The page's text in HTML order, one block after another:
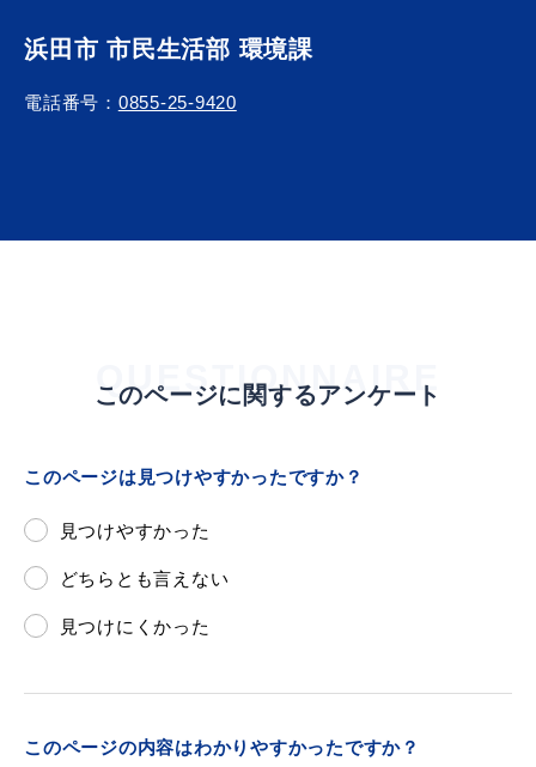
移住・出会い応援（はまだ暮らし）
浜田市 市民生活部 環境課
電話番号： 0855-25-9420
QUESTIONNAIRE
このページに関するアンケート
このページは見つけやすかったですか？
見つけやすかった
どちらとも言えない
見つけにくかった
このページの内容はわかりやすかったですか？